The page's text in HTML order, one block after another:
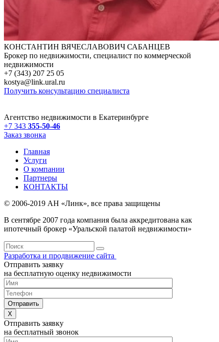
КОНСТАНТИН ВЯЧЕСЛАВОВИЧ САБАНЦЕВ
Брокер по недвижимости, специалист по коммерческой
недвижимости
+7 (343) 207 25 05
kostya@link.ural.ru
Получить консультацию специалиста
Агентство недвижимости в Екатеринбурге
+7 343 355-50-46
Заказ звонка
Главная
Услуги
О компании
Партнеры
КОНТАКТЫ
© 2006-2019 АН «Линк», все права защищены
В сентябре 2007 года компания была аккредитована как
ипотечный брокер «Уральской палатой недвижимости»
Разработка и продвижение сайта
Отправить заявку
на бесплатную оценку недвижимости
Отправить заявку
на бесплатный звонок